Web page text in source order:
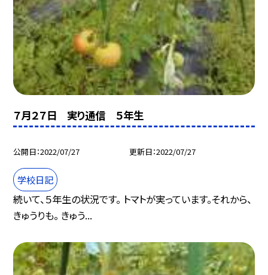
７月２７日 実り通信 ５年生
公開日 2022/07/27 更新日 2022/07/27
学校日記
続いて、５年生の状況です。 トマトが実っています。それから、
きゅうりも。 きゅう...